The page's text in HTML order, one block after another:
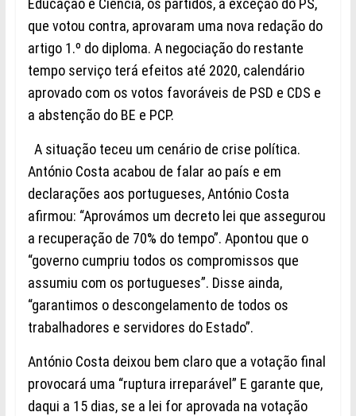
Educação e Ciência, os partidos, à exceção do PS,
que votou contra, aprovaram uma nova redação do
artigo 1.º do diploma. A negociação do restante
tempo serviço terá efeitos até 2020, calendário
aprovado com os votos favoráveis de PSD e CDS e
a abstenção do BE e PCP.
A situação teceu um cenário de crise política.
António Costa acabou de falar ao país e em
declarações aos portugueses, António Costa
afirmou: “Aprovámos um decreto lei que assegurou
a recuperação de 70% do tempo”. Apontou que o
“governo cumpriu todos os compromissos que
assumiu com os portugueses”. Disse ainda,
“garantimos o descongelamento de todos os
trabalhadores e servidores do Estado”.
António Costa deixou bem claro que a votação final
provocará uma “ruptura irreparável” E garante que,
daqui a 15 dias, se a lei for aprovada na votação